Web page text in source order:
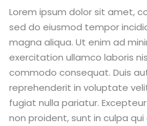
Lorem ipsum dolor sit amet,
sed do eiusmod tempor
magna aliqua. Ut enim ad
exercitation ullamco laboris
commodo consequat. Duis
reprehenderit in voluptate
fugiat nulla pariatur.
non proident, sunt in culpa